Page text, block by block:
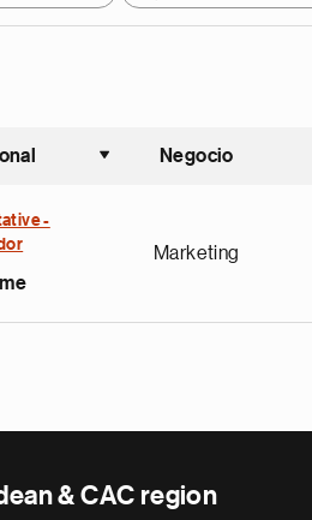
Ordenar
Negocio
-
Marketing
& CAC region